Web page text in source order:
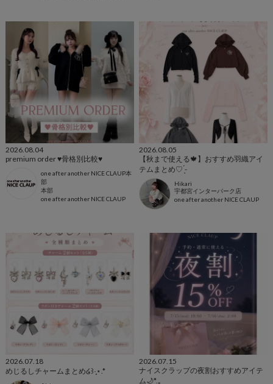
2026.08.04
premium order ♥骨格別比較♥
one after another NICE CLAUP本
部
本部
one after another NICE CLAUP
2026.08.05
【秋まで使える🍁】おすすめ羽織アイ
テムまとめ♡ ̖́-
Hikari
宇都宮インターパーク店
one after another NICE CLAUP
2026.07.18
めじるしチャームまとめ‪໒꒱·̩͙⋆.*‬
2026.07.15
ナイスクラップの夜割おすすめアイテ
ム🌙*.｡